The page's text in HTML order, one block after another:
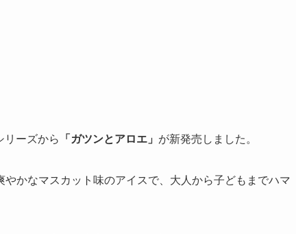
リーズから 「ガツンとアロエ」 が新発売しました。
かなマスカット味のアイスで、大人から子どもまでハマ